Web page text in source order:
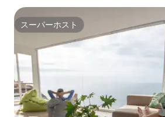
ができます。 休息する。XLベッド そして
最後に、最も重要なことですが、高
のマットレスを備えたベッドで休むこ
ができます。ベッドのサイズは1.60 x
2.00メートルで、翌朝まで安眠できる
きさです。 独立した読書灯と、服や靴
荷物として持ってきたものを収納で
クローゼットがあります。 その他は、最
高のバケーション体験を共有するた
心を込めて準備された場所でのご滞
スーパーホスト
スーパーホスト